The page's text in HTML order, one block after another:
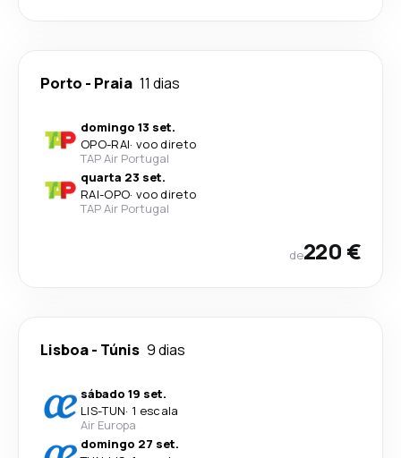
Porto - Praia 11 dias
domingo 13 set.
OPO-RAI· voo direto
TAP Air Portugal
quarta 23 set.
RAI-OPO· voo direto
TAP Air Portugal
de220 €
Lisboa- Túnis 9 dias
sábado 19 set.
LIS-TUN· 1 escala
Air Europa
domingo 27 set.